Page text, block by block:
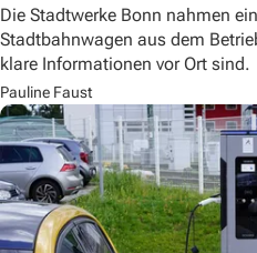
Die Stadtwerke Bonn nahmen
Stadtbahnwagen aus dem
klare Informationen vor Ort sind.
Pauline Faust